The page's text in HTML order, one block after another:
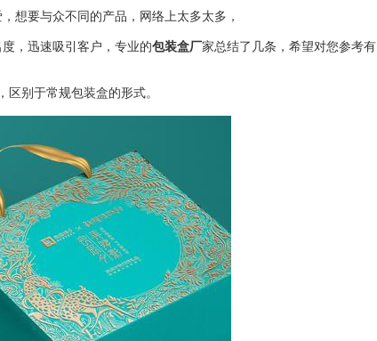
想要与众不同的产品，网络上太多太多，
，迅速吸引客户，专业的包装盒厂家总结了几条，希望对您参考有
别于常规包装盒的形式。